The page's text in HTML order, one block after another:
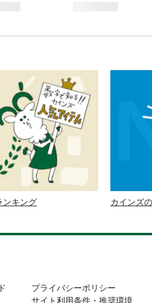
ンキング カインズ
プライバシーポリシー
サイト利用条件・推奨環境